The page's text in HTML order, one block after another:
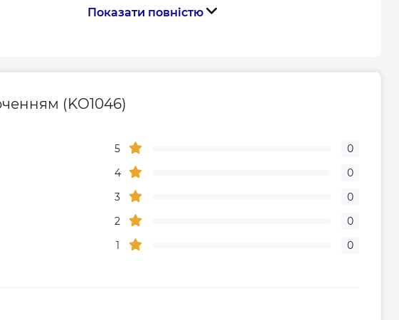
радіатора
пластикові кути; самоусаджувальна
Показати повністю
(KO1046)
5
0
4
0
3
0
2
0
1
0